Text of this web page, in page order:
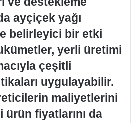
ayçiçek yağı
belirleyici bir etki
yerli üretimi
çeşitli
uygulayabilir.
maliyetlerini
fiyatlarını da